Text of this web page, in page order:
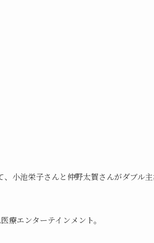
小池栄子さんと仲野太賀さんがダブル
エンターテインメント。